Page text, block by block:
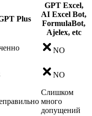
Plus
GPT Excel,
AI Excel Bot,
FormulaBot,
Ajelex, etc
NO
NO
Слишком
много
допущений